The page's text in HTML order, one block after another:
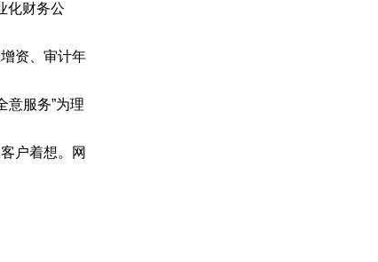
化财务公
资、 审计年
意服务”为理
户着想。网